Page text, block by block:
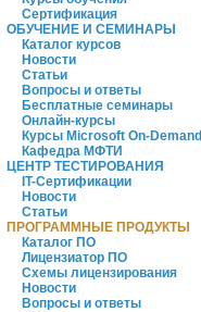
Сертификация
ОБУЧЕНИЕ И СЕМИНАРЫ
Каталог курсов
Новости
Статьи
Вопросы и ответы
Бесплатные семинары
Онлайн-курсы
Курсы Microsoft On-Demand
Кафедра МФТИ
ЦЕНТР ТЕСТИРОВАНИЯ
IT-Сертификации
Новости
Статьи
ПРОГРАММНЫЕ ПРОДУКТЫ
Каталог ПО
Лицензиатор ПО
Схемы лицензирования
Новости
Вопросы и ответы